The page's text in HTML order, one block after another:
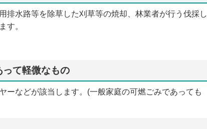
排水路等を除草した刈草等の焼却、林業者が行う伐採し
す。
て軽微なもの
ーなどが該当します。(一般家庭の可燃ごみであっても